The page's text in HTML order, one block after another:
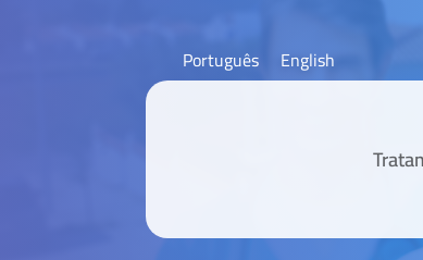
Português English